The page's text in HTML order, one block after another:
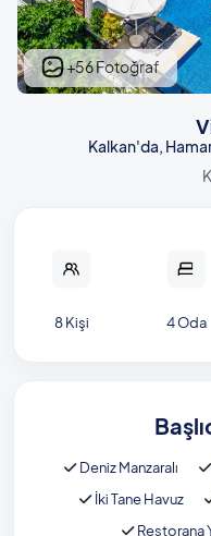
Kalkan'da,
+56 Fotoğraf
8 Kişi 4 Oda
Deniz Manzaralı
İki Tane Havuz
Restorana